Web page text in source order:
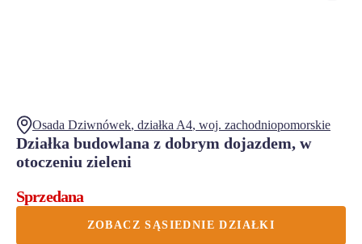
Osada Dziwnówek, działka A4, woj. zachodniopomorskie
Działka budowlana z dobrym dojazdem, w
otoczeniu zieleni
Sprzedana
ZOBACZ SĄSIEDNIE DZIAŁKI